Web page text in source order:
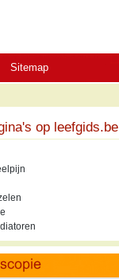
Sitemap
op leefgids.be